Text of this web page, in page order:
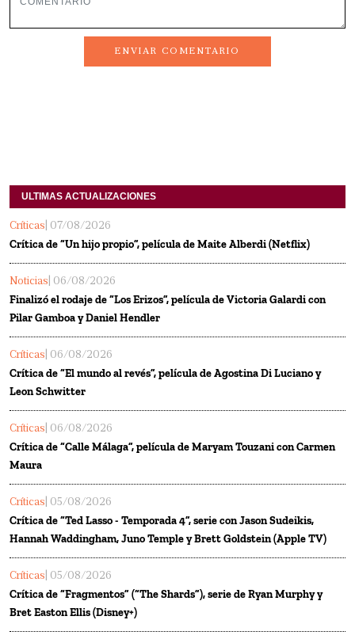
ENVIAR COMENTARIO
ULTIMAS ACTUALIZACIONES
Críticas | 07/08/2026
Crítica de “Un hijo propio”, película de Maite Alberdi (Netflix)
Noticias | 06/08/2026
Finalizó el rodaje de “Los Erizos”, película de Victoria Galardi con
Pilar Gamboa y Daniel Hendler
Críticas | 06/08/2026
Crítica de “El mundo al revés”, película de Agostina Di Luciano y
Leon Schwitter
Críticas | 06/08/2026
Crítica de “Calle Málaga”, película de Maryam Touzani con Carmen
Maura
Críticas | 05/08/2026
Crítica de “Ted Lasso - Temporada 4”, serie con Jason Sudeikis,
Hannah Waddingham, Juno Temple y Brett Goldstein (Apple TV)
Críticas | 05/08/2026
Crítica de “Fragmentos” (“The Shards”), serie de Ryan Murphy y
Bret Easton Ellis (Disney+)